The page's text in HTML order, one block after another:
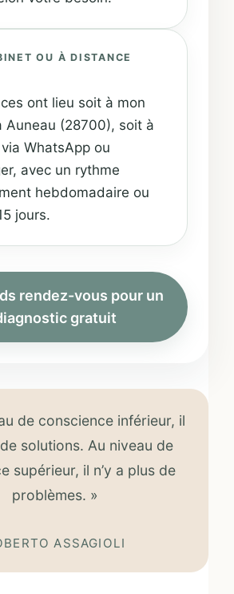
OU À DISTANCE
ont lieu soit à mon
Auneau (28700), soit à
WhatsApp ou
avec un rythme
hebdomadaire ou
jours.
rendez-vous pour un
gratuit
de conscience inférieur, il
de solutions. Au niveau de
supérieur, il n’y a plus de
problèmes. »
ASSAGIOLI